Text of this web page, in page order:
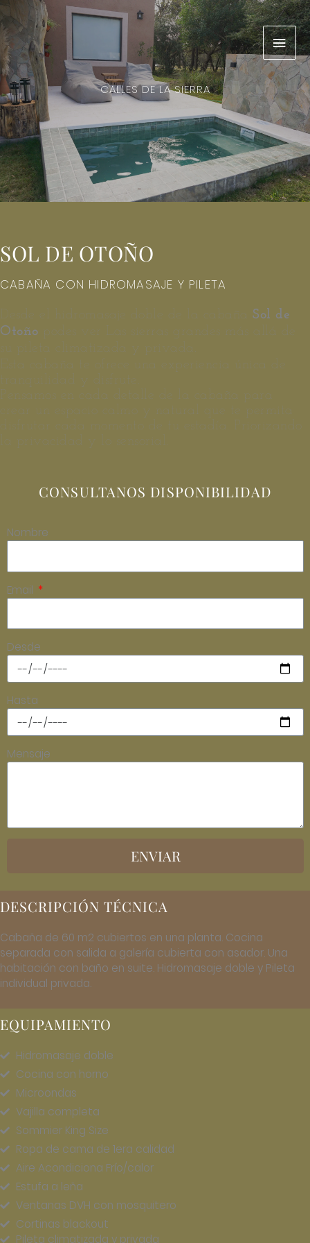
Ir
al
contenido
CALLES DE LA SIERRA
SOL DE OTOÑO
CABAÑA CON HIDROMASAJE Y PILETA
Desde el hidromasaje doble de la cabaña Sol de
Otoño podes ver Las sierras grandes más allá de
su pileta climatizada y privada.
Esta cabaña te ofrece una experiencia única de
tranquilidad y disfrute.
Pensamos en cada detalle de la cabaña para
crear un espacio calmo y natural que te permita
disfrutar cada momento de tu estadía. Priorizando
la privacidad y lo sensorial.
CONSULTANOS DISPONIBILIDAD
Nombre
Email
Desde
Hasta
Mensaje
ENVIAR
DESCRIPCIÓN TÉCNICA
Cabaña de 60 m2 cubiertos en una planta. Cocina
separada con salida a galería cubierta con asador. Una
habitación con baño en suite. Hidromasaje doble y Pileta
individual privada.
EQUIPAMIENTO
Hidromasaje doble
Cocina con horno
Microondas
Vajilla completa
Sommier King Size
Ropa de cama de 1era calidad
Aire Acondiciona Frío/calor
Estufa a leña
Ventanas DVH con mosquitero
Cortinas blackout
Pileta climatizada y privada